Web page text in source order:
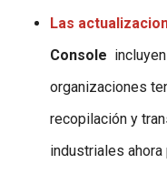
Las
Console
organizaciones
recopilación y
industriales